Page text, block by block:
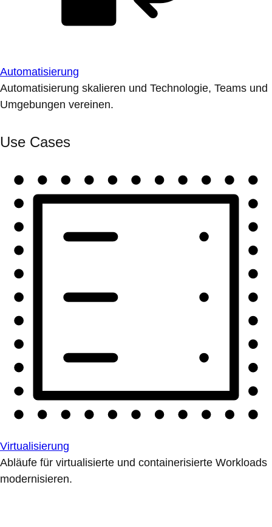
Automatisierung
Automatisierung skalieren und Technologie, Teams und
Umgebungen vereinen.
Use Cases
Virtualisierung
Abläufe für virtualisierte und containerisierte Workloads
modernisieren.